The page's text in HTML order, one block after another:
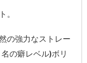
。
の強力なストレー
の癖レベル)ボリ